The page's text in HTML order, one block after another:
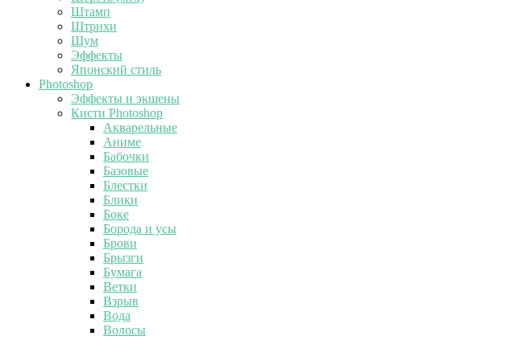
Штамп
Штрихи
Шум
Эффекты
Японский стиль
Photoshop
Эффекты и экшены
Кисти Photoshop
Акварельные
Аниме
Бабочки
Базовые
Блестки
Блики
Боке
Борода и усы
Брови
Брызги
Бумага
Ветки
Взрыв
Вода
Волосы